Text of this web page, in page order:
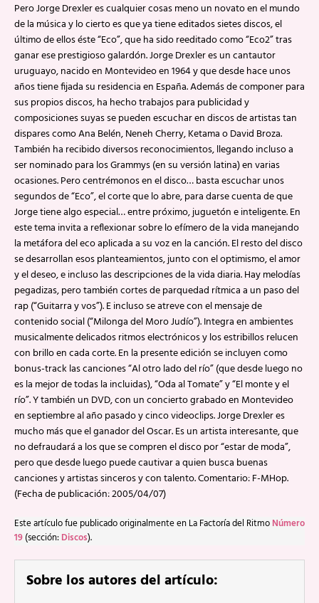
Pero Jorge Drexler es cualquier cosas meno un novato en el mundo
de la música y lo cierto es que ya tiene editados sietes discos, el
último de ellos éste “Eco”, que ha sido reeditado como “Eco2” tras
ganar ese prestigioso galardón. Jorge Drexler es un cantautor
uruguayo, nacido en Montevideo en 1964 y que desde hace unos
años tiene fijada su residencia en España. Además de componer para
sus propios discos, ha hecho trabajos para publicidad y
composiciones suyas se pueden escuchar en discos de artistas tan
dispares como Ana Belén, Neneh Cherry, Ketama o David Broza.
También ha recibido diversos reconocimientos, llegando incluso a
ser nominado para los Grammys (en su versión latina) en varias
ocasiones. Pero centrémonos en el disco… basta escuchar unos
segundos de “Eco”, el corte que lo abre, para darse cuenta de que
Jorge tiene algo especial… entre próximo, juguetón e inteligente. En
este tema invita a reflexionar sobre lo efímero de la vida manejando
la metáfora del eco aplicada a su voz en la canción. El resto del disco
se desarrollan esos planteamientos, junto con el optimismo, el amor
y el deseo, e incluso las descripciones de la vida diaria. Hay melodías
pegadizas, pero también cortes de parquedad rítmica a un paso del
rap (“Guitarra y vos”). E incluso se atreve con el mensaje de
contenido social (“Milonga del Moro Judío”). Integra en ambientes
musicalmente delicados ritmos electrónicos y los estribillos relucen
con brillo en cada corte. En la presente edición se incluyen como
bonus-track las canciones “Al otro lado del río” (que desde luego no
es la mejor de todas la incluidas), “Oda al Tomate” y “El monte y el
río”. Y también un DVD, con un concierto grabado en Montevideo
en septiembre al año pasado y cinco videoclips. Jorge Drexler es
mucho más que el ganador del Oscar. Es un artista interesante, que
no defraudará a los que se compren el disco por “estar de moda”,
pero que desde luego puede cautivar a quien busca buenas
canciones y artistas sinceros y con talento. Comentario: F-MHop.
(Fecha de publicación: 2005/04/07)
Este artículo fue publicado originalmente en La Factoría del Ritmo Número
19 (sección: Discos).
Sobre los autores del artículo: